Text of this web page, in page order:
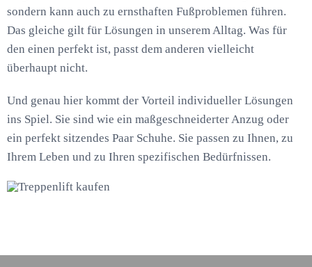
sondern kann auch zu ernsthaften Fußproblemen führen.
Das gleiche gilt für Lösungen in unserem Alltag. Was für
den einen perfekt ist, passt dem anderen vielleicht
überhaupt nicht.
Und genau hier kommt der Vorteil individueller Lösungen
ins Spiel. Sie sind wie ein maßgeschneiderter Anzug oder
ein perfekt sitzendes Paar Schuhe. Sie passen zu Ihnen, zu
Ihrem Leben und zu Ihren spezifischen Bedürfnissen.